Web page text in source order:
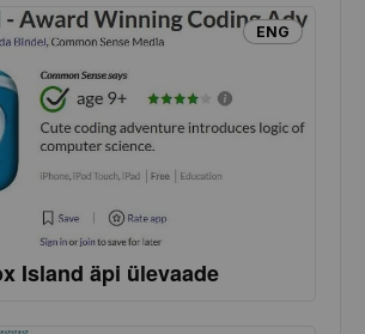
ENG
Island äpi ülevaade